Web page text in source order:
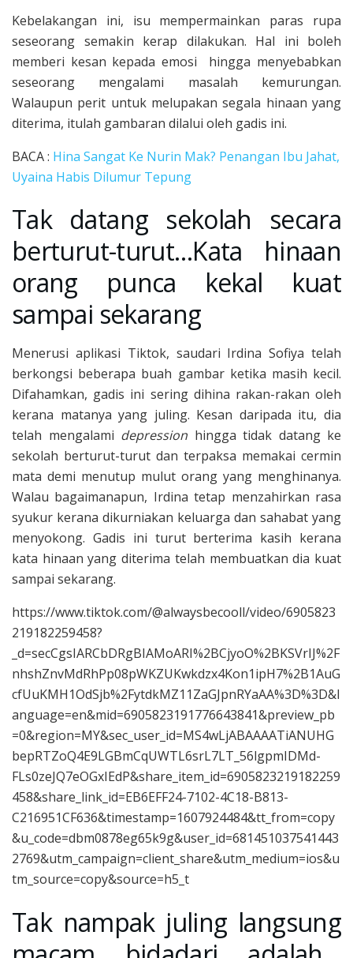
Kebelakangan ini, isu mempermainkan paras rupa
seseorang semakin kerap dilakukan. Hal ini boleh
memberi kesan kepada emosi hingga menyebabkan
seseorang mengalami masalah kemurungan.
Walaupun perit untuk melupakan segala hinaan yang
diterima, itulah gambaran dilalui oleh gadis ini.
BACA : Hina Sangat Ke Nurin Mak? Penangan Ibu Jahat,
Uyaina Habis Dilumur Tepung
Tak datang sekolah secara
berturut-turut…Kata hinaan
orang punca kekal kuat
sampai sekarang
Menerusi aplikasi Tiktok, saudari Irdina Sofiya telah
berkongsi beberapa buah gambar ketika masih kecil.
Difahamkan, gadis ini sering dihina rakan-rakan oleh
kerana matanya yang juling. Kesan daripada itu, dia
telah mengalami depression hingga tidak datang ke
sekolah berturut-turut dan terpaksa memakai cermin
mata demi menutup mulut orang yang menghinanya.
Walau bagaimanapun, Irdina tetap menzahirkan rasa
syukur kerana dikurniakan keluarga dan sahabat yang
menyokong. Gadis ini turut berterima kasih kerana
kata hinaan yang diterima telah membuatkan dia kuat
sampai sekarang.
https://www.tiktok.com/@alwaysbecooll/video/6905823
219182259458?
_d=secCgsIARCbDRgBIAMoARI%2BCjyoO%2BKSVrIJ%2F
nhshZnvMdRhPp08pWKZUKwkdzx4Kon1ipH7%2B1AuG
cfUuKMH1OdSjb%2FytdkMZ11ZaGJpnRYaAA%3D%3D&l
anguage=en&mid=6905823191776643841&preview_pb
=0&region=MY&sec_user_id=MS4wLjABAAAATiANUHG
bepRTZoQ4E9LGBmCqUWTL6srL7LT_56lgpmIDMd-
FLs0zeJQ7eOGxIEdP&share_item_id=6905823219182259
458&share_link_id=EB6EFF24-7102-4C18-B813-
C216951CF636&timestamp=1607924484&tt_from=copy
&u_code=dbm0878eg65k9g&user_id=681451037541443
2769&utm_campaign=client_share&utm_medium=ios&u
tm_source=copy&source=h5_t
Tak nampak juling langsung